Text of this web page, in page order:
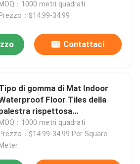
di Epdm
MOQ：1000 metri quadrati
Prezzo：$14.99-34.99
Contattaci
di gomma di Mat Indoor
Floor Tiles della
rispettosa
MOQ：1000 metri quadrati
Prezzo：$14.99-34.99 Per Square
Meter